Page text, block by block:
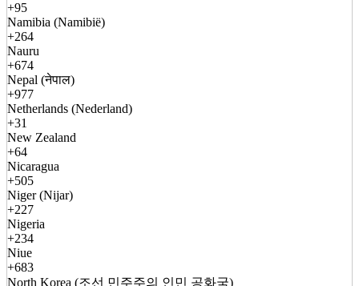
+95
Namibia (Namibië)
+264
Nauru
+674
Nepal (नेपाल)
+977
Netherlands (Nederland)
+31
New Zealand
+64
Nicaragua
+505
Niger (Nijar)
+227
Nigeria
+234
Niue
+683
North Korea (조선 민주주의 인민 공화국)